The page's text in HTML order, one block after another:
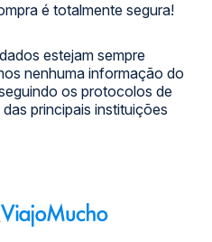
é totalmente segura!
estejam sempre
nenhuma informação do
os protocolos de
principais instituições